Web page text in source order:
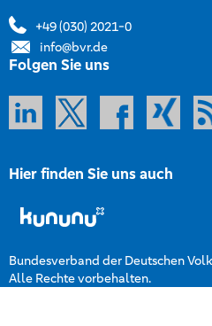
+49 (030) 2021-0
info@bvr.de
Folgen Sie uns
Hier finden Sie uns auch
Bundesverband der Deutschen
Alle Rechte vorbehalten.